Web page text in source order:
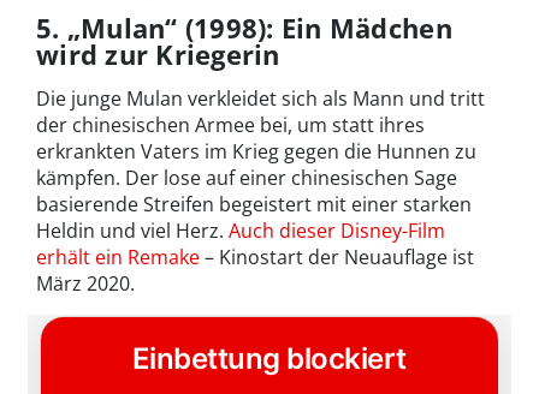
5. „Mulan“ (1998): Ein Mädchen
wird zur Kriegerin
Die junge Mulan verkleidet sich als Mann und tritt
der chinesischen Armee bei, um statt ihres
erkrankten Vaters im Krieg gegen die Hunnen zu
kämpfen. Der lose auf einer chinesischen Sage
basierende Streifen begeistert mit einer starken
Heldin und viel Herz. Auch dieser Disney-Film
erhält ein Remake– Kinostart der Neuauflage ist
März 2020.